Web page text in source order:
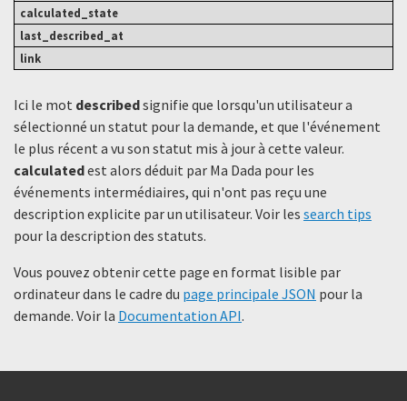
Ici le mot describedsignifie que lorsqu'un utilisateur a
sélectionné un statut ​​pour la demande, et que l'événement
le plus récent a vu son statut mis à jour à cette valeur.
calculatedest alors déduit par Ma Dada pour les
événements intermédiaires, qui n'ont pas reçu une
description explicite par un utilisateur. Voir les search tips
pour la description des statuts.
Vous pouvez obtenir cette page en format lisible par
ordinateur dans le cadre du page principale JSON pour la
demande. Voir la Documentation API.